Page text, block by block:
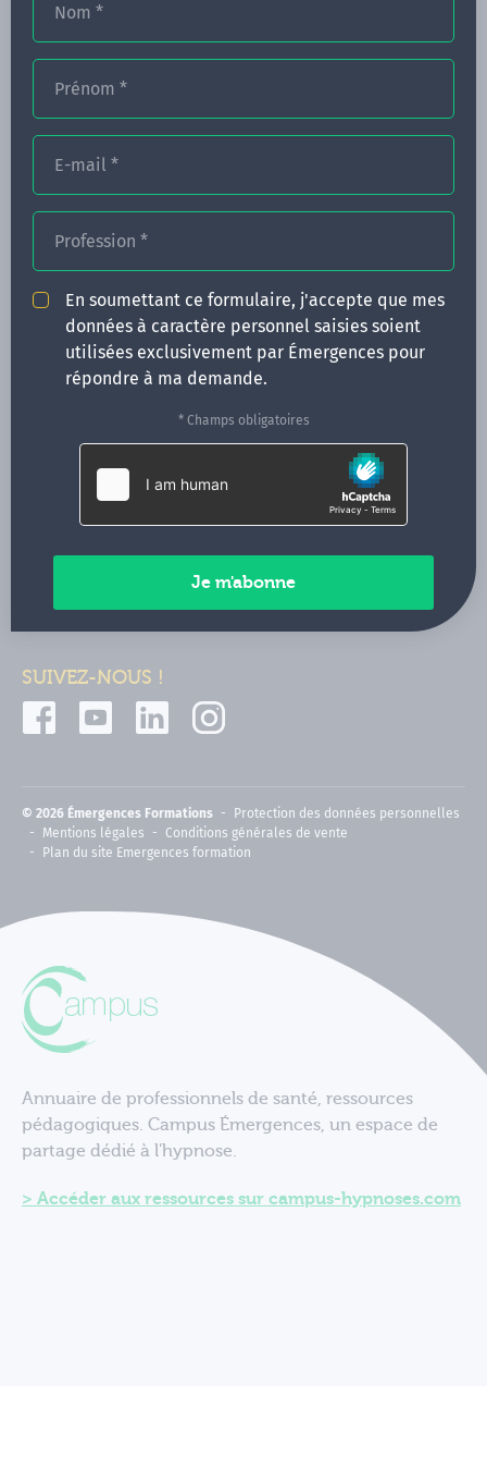
Nom *
Prénom *
E-mail *
Profession *
En soumettant ce formulaire, j'accepte que mes
données à caractère personnel saisies soient
utilisées exclusivement par Émergences pour
répondre à ma demande.
* Champs obligatoires
FORMATIONS
NOS FORMATEURS
ACTUALITÉS
INFOS PRATIQUES
Qui sommes-nous ?
35000 Rennes
02 99 05 25 47
Contactez-nous
SUIVEZ-NOUS !
© 2026 Émergences Formations
Protection des données personnelles
Mentions légales
Conditions générales de vente
Plan du site Emergences formation
Annuaire de professionnels de santé, ressources
pédagogiques. Campus Émergences, un espace de
partage dédié à l'hypnose.
Accéder aux ressources sur campus-hypnoses.com